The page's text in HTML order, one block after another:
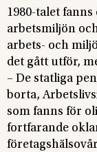
1980-talet
arbetsmiljön
arbets- och
det gått utför,
– De statliga
borta,
som fanns för
fortfarande